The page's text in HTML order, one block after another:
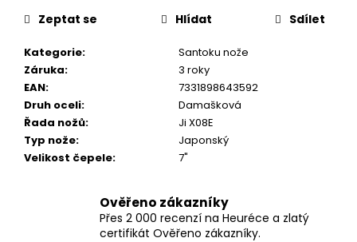
Kategorie:
Santoku nože
Záruka:
3 roky
EAN:
7331898643592
Druh oceli:
Damašková
Řada nožů:
Ji X08E
Typ nože:
Japonský
Velikost čepele: 7"
Zeptat se Hlídat Sdílet
Ověřeno zákazníky
Přes 2 000 recenzí na Heuréce a zlatý
certifikát Ověřeno zákazníky.